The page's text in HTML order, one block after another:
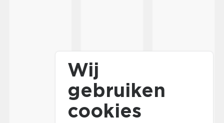
Wij
gebruiken
cookies